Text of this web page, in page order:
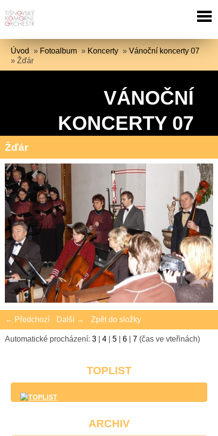
Úvod » Fotoalbum » Koncerty »Vánoční koncerty 07
»Žďár
VÁNOČNÍ
KONCERTY 07
Žďár
← Předchozí Další → Zpět do složky
Automatické procházení: 3 4 5 6 7 (čas ve vteřinách)
TOPLIST
ARCHIV